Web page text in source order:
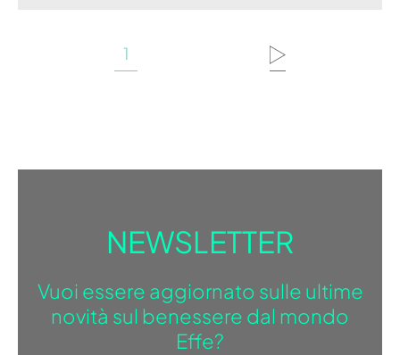
1
NEWSLETTER
Vuoi essere aggiornato sulle ultime
novità sul benessere dal mondo
Effe?